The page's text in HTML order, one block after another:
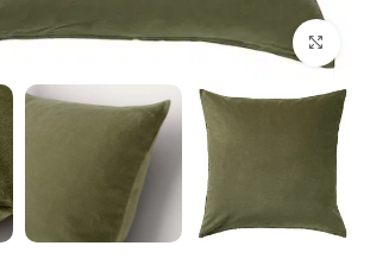
بزرگنمایی تصویر